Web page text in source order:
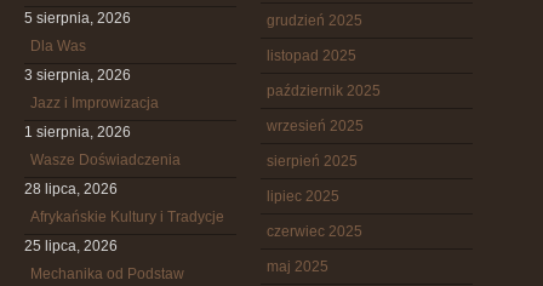
5 sierpnia, 2026
Dla Was
3 sierpnia, 2026
Jazz i Improwizacja
1 sierpnia, 2026
Wasze Doświadczenia
28 lipca, 2026
Afrykańskie Kultury i Tradycje
25 lipca, 2026
Mechanika od Podstaw
grudzień 2025
listopad 2025
październik 2025
wrzesień 2025
sierpień 2025
lipiec 2025
czerwiec 2025
maj 2025